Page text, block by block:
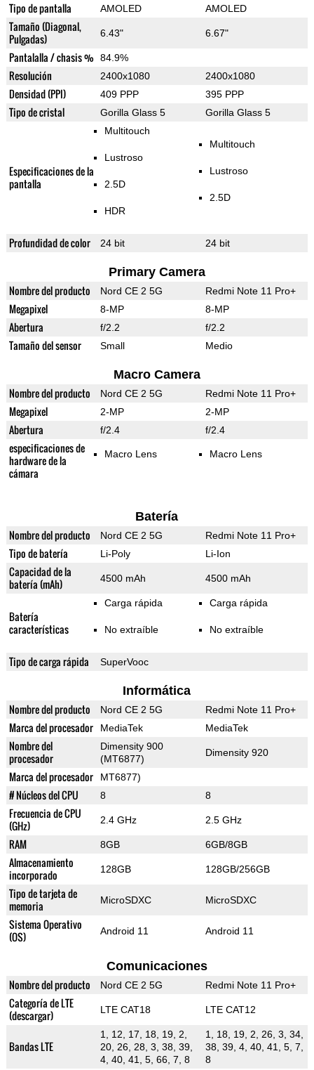
Tipo de pantalla AMOLED AMOLED
Tamaño (Diagonal,
Pulgadas)
6.43" 6.67"
Pantalalla / chasis % 84.9%
Resolución 2400x1080 2400x1080
Densidad (PPI) 409 PPP 395 PPP
Tipo de cristal Gorilla Glass 5 Gorilla Glass 5
Especificaciones de la
pantalla
Multitouch
Lustroso
2.5D
HDR
Multitouch
Lustroso
2.5D
Profundidad de color 24 bit 24 bit
Primary Camera
Nombre del producto Nord CE 2 5G Redmi Note 11 Pro+
Megapixel 8-MP 8-MP
Abertura f/2.2 f/2.2
Tamaño del sensor Small Medio
Macro Camera
Nombre del producto Nord CE 2 5G Redmi Note 11 Pro+
Megapixel 2-MP 2-MP
Abertura f/2.4 f/2.4
especificaciones de
hardware de la
cámara
Macro Lens Macro Lens
Batería
Nombre del producto Nord CE 2 5G Redmi Note 11 Pro+
Tipo de batería Li-Poly Li-Ion
Capacidad de la
batería (mAh)
4500 mAh 4500 mAh
Batería
características
Carga rápida
No extraíble
Carga rápida
No extraíble
Tipo de carga rápida SuperVooc
Informática
Nombre del producto Nord CE 2 5G Redmi Note 11 Pro+
Marca del procesador MediaTek MediaTek
Nombre del
procesador
Dimensity 900
(MT6877)
Dimensity 920
Marca del procesador MT6877)
# Núcleos del CPU 8 8
Frecuencia de CPU
(GHz)
2.4 GHz 2.5 GHz
RAM 8GB 6GB/8GB
Almacenamiento
incorporado
128GB 128GB/256GB
Tipo de tarjeta de
memoria
MicroSDXC MicroSDXC
Sistema Operativo
(OS)
Android 11 Android 11
Comunicaciones
Nombre del producto Nord CE 2 5G Redmi Note 11 Pro+
Categoría de LTE
(descargar)
LTE CAT18 LTE CAT12
Bandas LTE
1, 12, 17, 18, 19, 2,
20, 26, 28, 3, 38, 39,
4, 40, 41, 5, 66, 7, 8
1, 18, 19, 2, 26, 3, 34,
38, 39, 4, 40, 41, 5, 7,
8